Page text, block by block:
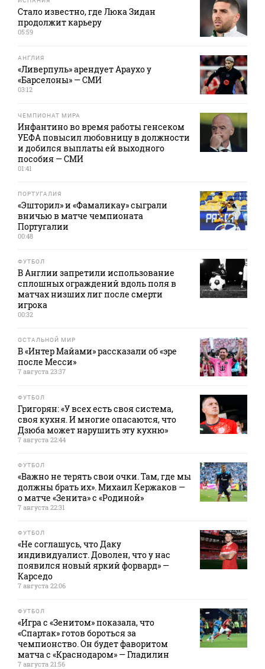
Стало известно, где Люка Зидан
продолжит карьеру
05:59
АНГЛИЯ
«Ливерпуль» арендует Араухо у
«Барселоны» — СМИ
03:12
ЧЕМПИОНАТ МИРА
Инфантино во время работы генсеком
УЕФА повысил любовницу в должности
и добился выплаты ей выходного
пособия — СМИ
01:41
ПОРТУГАЛИЯ
«Эшторил» и «Фамаликау» сыграли
вничью в матче чемпионата
Португалии
00:48
ФУТБОЛ
В Англии запретили использование
сплошных ограждений вдоль поля в
матчах низших лиг после смерти
игрока
00:32
ОСТАЛЬНОЙ МИР
В «Интер Майами» рассказали об «эре
после Месси»
7 августа 23:37
ФУТБОЛ
Григорян: «У всех есть своя система,
своя кухня. И многие опасаются, что
Дзюба может нарушить эту кухню»
7 августа 22:44
ФУТБОЛ
«Важно не терять свои очки. Там, где мы
должны брать их». Михаил Кержаков —
о матче «Зенита» с «Родиной»
7 августа 22:31
ФУТБОЛ
«Не соглашусь, что Даку
индивидуалист. Доволен, что у нас
появился новый яркий форвард» —
Карседо
7 августа 22:06
ФУТБОЛ
«Игра с «Зенитом» показала, что
«Спартак» готов бороться за
чемпионство. Он будет фаворитом
матча с «Краснодаром» — Гладилин
7 августа 21:56